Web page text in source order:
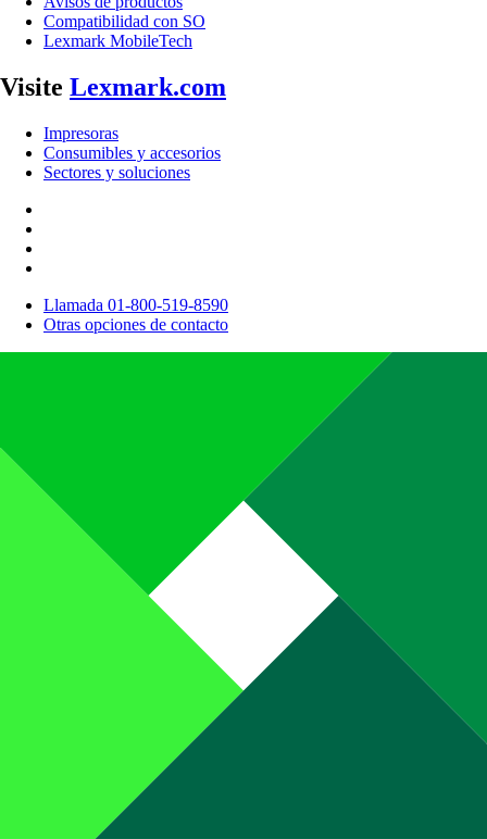
Compatibilidad con SO
Lexmark MobileTech
Visite Lexmark.com
Impresoras
Consumibles y accesorios
Sectores y soluciones
Llamada 01-800-519-8590
Otras opciones de contacto